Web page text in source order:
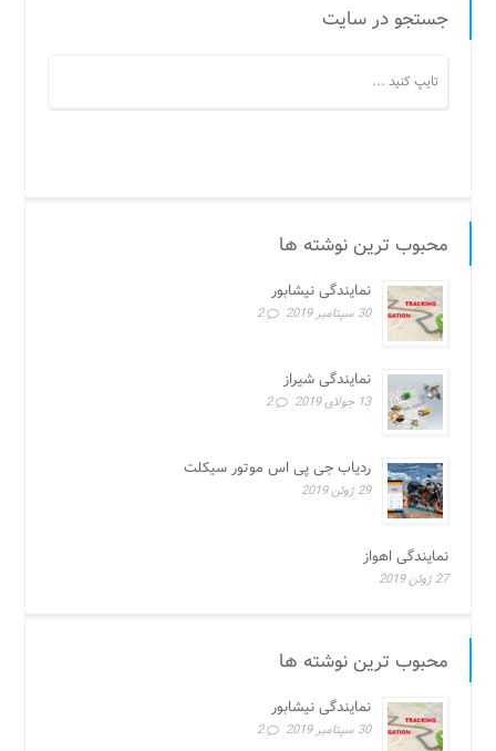
جستجو در سایت
محبوب ترین نوشته ها
نمایندگی نیشابور
30 سپتامبر 2019 2
نمایندگی شیراز
13 جولای 2019 2
ردیاب جی پی اس موتور سیکلت
29 ژوئن 2019
نمایندگی اهواز
27 ژوئن 2019
محبوب ترین نوشته ها
نمایندگی نیشابور
30 سپتامبر 2019 2